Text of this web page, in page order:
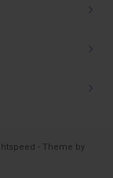
- Theme by